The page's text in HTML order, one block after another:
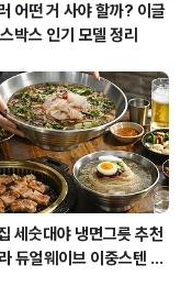
어떤 거 사야 할까? 이글
박스 인기 모델 정리
세숫대야 냉면그릇 추천
라 듀얼웨이브 이중스텐 대